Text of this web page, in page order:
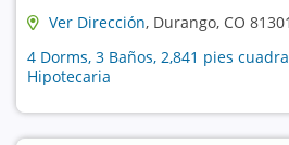
Ver Dirección, Durango, CO 81301
4 Dorms, 3 Baños, 2,841 pies
Hipotecaria